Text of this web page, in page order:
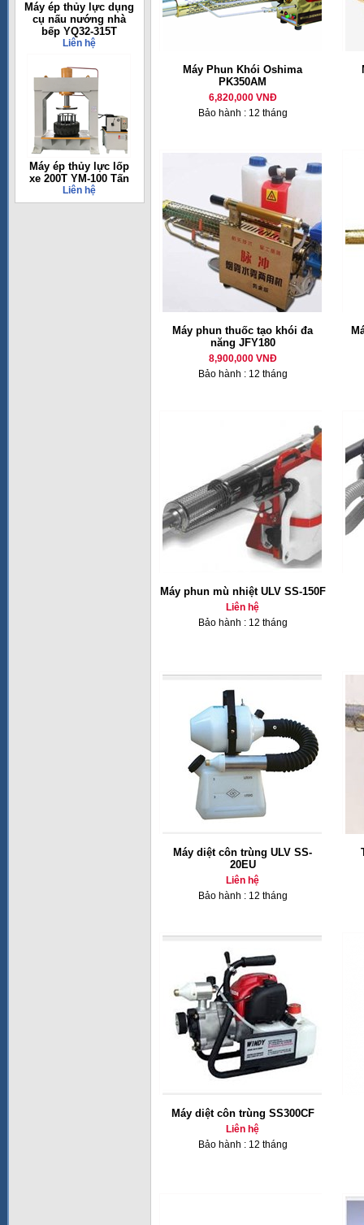
Máy ép thủy lực dụng
cụ nấu nướng nhà
bếp YQ32-315T
Liên hệ
Máy ép thủy lực lốp
xe 200T YM-100 Tấn
Liên hệ
Máy Phun Khói Oshima
PK350AM
6,820,000 VNĐ
Bảo hành : 12 tháng
Máy phun thuốc tạo khói đa
năng JFY180
8,900,000 VNĐ
Bảo hành : 12 tháng
Máy phun mù nhiệt ULV SS-150F
Liên hệ
Bảo hành : 12 tháng
Máy diệt côn trùng ULV SS-
20EU
Liên hệ
Bảo hành : 12 tháng
Máy diệt côn trùng SS300CF
Liên hệ
Bảo hành : 12 tháng